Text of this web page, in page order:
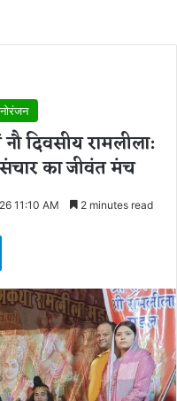
दिवसीय रामलीला:
का जीवंत मंच
11:10 AM 2 minutes read